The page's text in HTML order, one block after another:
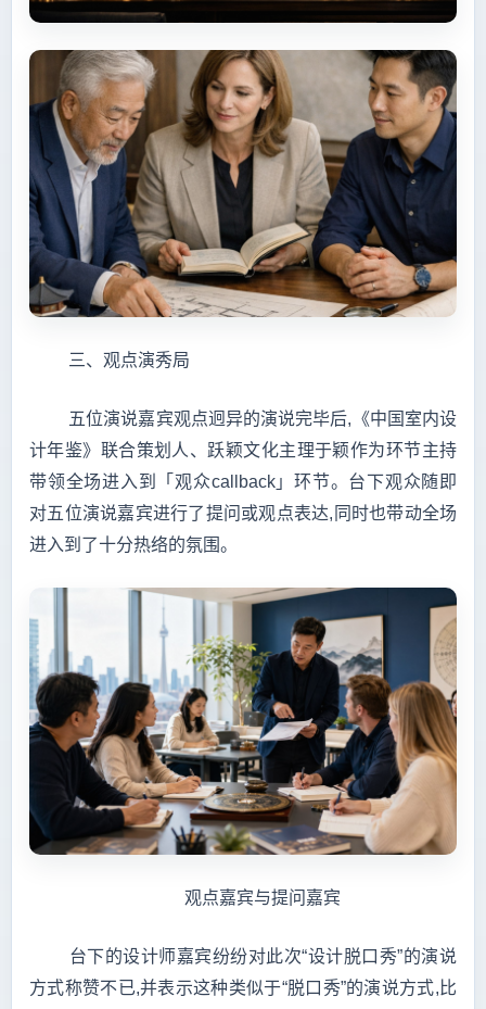
三、观点演秀局
五位演说嘉宾观点迥异的演说完毕后,《中国室内设
计年鉴》联合策划人、跃颖文化主理于颖作为环节主持
带领全场进入到「观众callback」环节。台下观众随即
对五位演说嘉宾进行了提问或观点表达,同时也带动全场
进入到了十分热络的氛围。
观点嘉宾与提问嘉宾
台下的设计师嘉宾纷纷对此次“设计脱口秀”的演说
方式称赞不已,并表示这种类似于“脱口秀”的演说方式,比